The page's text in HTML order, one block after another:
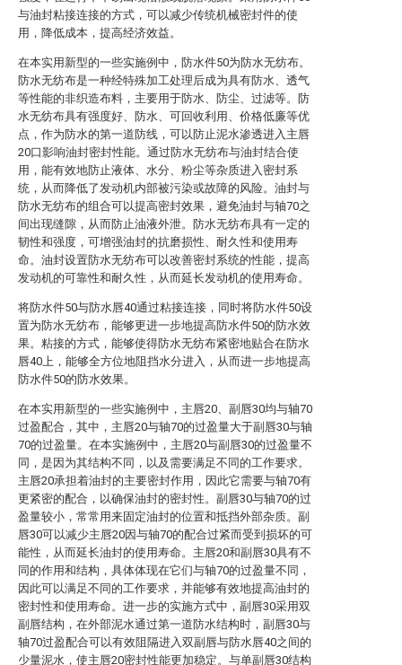
与油封粘接连接的方式，可以减少传统机械密封件的使
用，降低成本，提高经济效益。
在本实用新型的一些实施例中，防水件50为防水无纺布。
防水无纺布是一种经特殊加工处理后成为具有防水、透气
等性能的非织造布料，主要用于防水、防尘、过滤等。防
水无纺布具有强度好、防水、可回收利用、价格低廉等优
点，作为防水的第一道防线，可以防止泥水渗透进入主唇
20口影响油封密封性能。通过防水无纺布与油封结合使
用，能有效地防止液体、水分、粉尘等杂质进入密封系
统，从而降低了发动机内部被污染或故障的风险。油封与
防水无纺布的组合可以提高密封效果，避免油封与轴70之
间出现缝隙，从而防止油液外泄。防水无纺布具有一定的
韧性和强度，可增强油封的抗磨损性、耐久性和使用寿
命。油封设置防水无纺布可以改善密封系统的性能，提高
发动机的可靠性和耐久性，从而延长发动机的使用寿命。
将防水件50与防水唇40通过粘接连接，同时将防水件50设
置为防水无纺布，能够更进一步地提高防水件50的防水效
果。粘接的方式，能够使得防水无纺布紧密地贴合在防水
唇40上，能够全方位地阻挡水分进入，从而进一步地提高
防水件50的防水效果。
在本实用新型的一些实施例中，主唇20、副唇30均与轴70
过盈配合，其中，主唇20与轴70的过盈量大于副唇30与轴
70的过盈量。在本实施例中，主唇20与副唇30的过盈量不
同，是因为其结构不同，以及需要满足不同的工作要求。
主唇20承担着油封的主要密封作用，因此它需要与轴70有
更紧密的配合，以确保油封的密封性。副唇30与轴70的过
盈量较小，常常用来固定油封的位置和抵挡外部杂质。副
唇30可以减少主唇20因与轴70的配合过紧而受到损坏的可
能性，从而延长油封的使用寿命。主唇20和副唇30具有不
同的作用和结构，具体体现在它们与轴70的过盈量不同，
因此可以满足不同的工作要求，并能够有效地提高油封的
密封性和使用寿命。进一步的实施方式中，副唇30采用双
副唇结构，在外部泥水通过第一道防水结构时，副唇30与
轴70过盈配合可以有效阻隔进入双副唇与防水唇40之间的
少量泥水，使主唇20密封性能更加稳定。与单副唇30结构